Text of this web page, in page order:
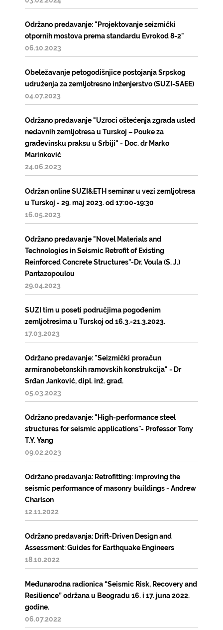
Održano predavanje: "Projektovanje seizmički
otpornih mostova prema standardu Evrokod 8-2"
06.10.2023
Obeležavanje petogodišnjice postojanja Srpskog
udruženja za zemljotresno inženjerstvo (SUZI-SAEE)
04.07.2023
Održano predavanje "Uzroci oštećenja zgrada usled
nedavnih zemljotresa u Turskoj – Pouke za
građevinsku praksu u Srbiji" - Doc. dr Marko
Marinković
24.06.2023
Održan online SUZI&ETH seminar u vezi zemljotresa
u Turskoj - 29. maj 2023. od 17:00-19:30
16.05.2023
Održano predavanje "Novel Materials and
Technologies in Seismic Retrofit of Existing
Reinforced Concrete Structures"-Dr. Voula (S. J.)
Pantazopoulou
29.04.2023
SUZI tim u poseti područjima pogođenim
zemljotresima u Turskoj od 16.3.-21.3.2023.
17.03.2023
Održano predavanje: "Seizmički proračun
armiranobetonskih ramovskih konstrukcija" - Dr
Srđan Janković, dipl. inž. građ.
05.03.2023
Održano predavanje: "High-performance steel
structures for seismic applications"- Professor Tony
T.Y. Yang
09.02.2023
Održano predavanja: Retrofitting: improving the
seismic performance of masonry buildings - Andrew
Charlson
12.11.2022
Održano predavanja: Drift-Driven Design and
Assessment: Guides for Earthquake Engineers
18.10.2022
Međunarodna radionica “Seismic Risk, Recovery and
Resilience” održana u Beogradu 16. i 17. juna 2022.
godine.
06.07.2022